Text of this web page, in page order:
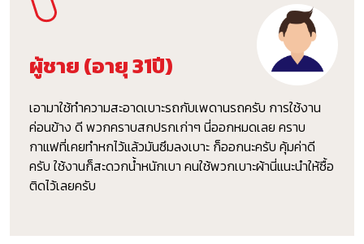
ผู้ชาย (อายุ 31ปี)
เอามาใช้ทำความสะอาดเบาะรถกับเพดานรถครับ การใช้งาน
ค่อนข้าง ดี พวกคราบสกปรกเก่าๆ นี่ออกหมดเลย คราบ
กาแฟที่เคยทำหกไว้แล้วมันซึมลงเบาะ ก็ออกนะครับ คุ้มค่าดี
ครับ ใช้งานก็สะดวกน้ำหนักเบา คนใช้พวกเบาะผ้านี่แนะนำให้ซื้อ
ติดไว้เลยครับ